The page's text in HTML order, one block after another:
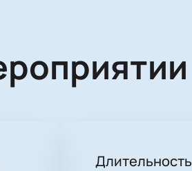
Длительность